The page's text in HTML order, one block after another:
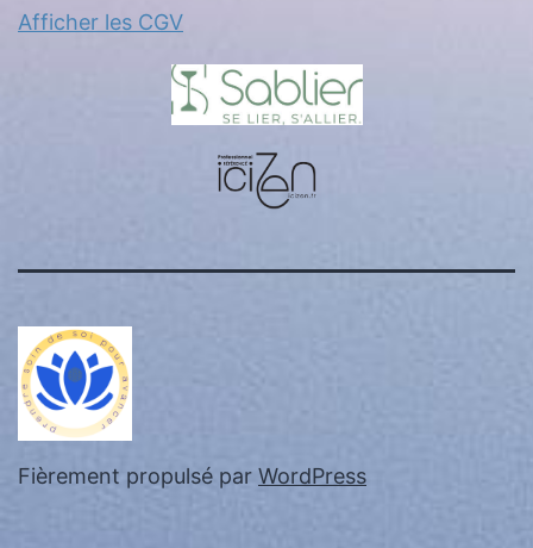
Afficher les CGV
Fièrement propulsé par WordPress